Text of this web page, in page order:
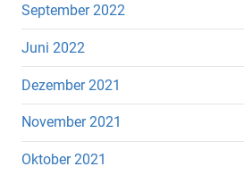
September 2022
Juni 2022
Dezember 2021
November 2021
Oktober 2021